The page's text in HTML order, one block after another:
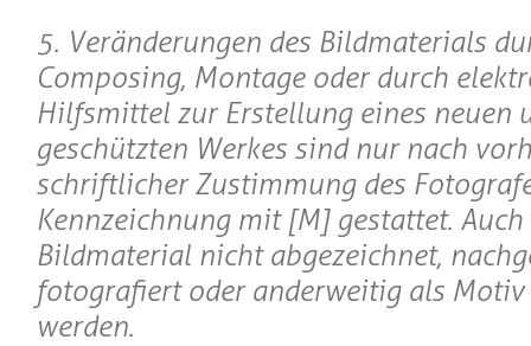
5. Veränderungen des Bildmaterials
Composing, Montage oder durch
Hilfsmittel zur Erstellung eines neuen
geschützten Werkes sind nur nach
schriftlicher Zustimmung des
Kennzeichnung mit [M] gestattet. Auch
Bildmaterial nicht abgezeichnet,
fotografiert oder anderweitig als
werden.